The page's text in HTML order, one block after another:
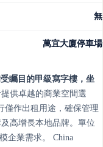
無
萬宜大廈停車場
矚目的甲級寫字樓，坐
供卓越的商業空間選
僅作出租用途，確保管理
高增長本地品牌。單位
企業需求。 China